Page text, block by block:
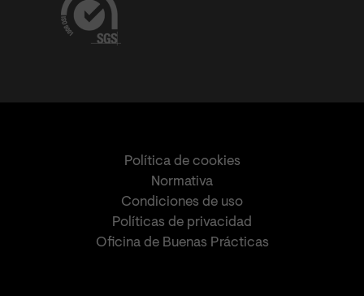
Política de cookies
Normativa
Condiciones de uso
Políticas de privacidad
Oficina de Buenas Prácticas